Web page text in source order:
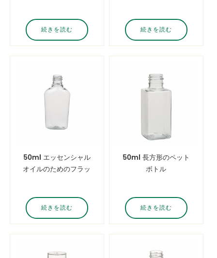
続きを読む
ボトル 50ml
続きを読む
50ml エッセンシャル
オイルのためのフラッ
続きを読む
50ml 長方形のペット
ボトル
続きを読む